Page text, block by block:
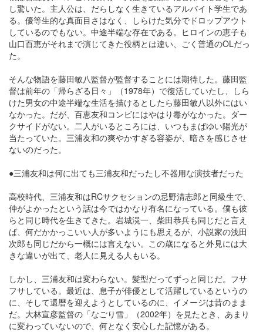
し驚いた。主人公は、だらしなく生きているアルバイト学生であ
る。優等生的な真面目さはなく、しらけた気分でドロップアウト
しているのでもない。中途半端な存在である。ヒロインの恵子も
山口百恵がそれまで演じてきた役柄とは違い、ごく普通のOLだっ
た。
そんな物語を藤田敏八監督が監督することには期待した。藤田監
督は前年の「帰らざる日々」（1978年）で復活していたし、しら
けた男女の中途半端な生活を描けるとしたら藤田敏八以外にはい
なかった。だが、百恵友和コンビにはやはり毒がなかった。ダー
クサイドがない。二人がいるところには、いつもまばゆい陽光が
当たっていた。三浦友和の爽やかすぎる容姿が、暗さを感じさせ
ないのだった。
●三浦友和は何に出ても三浦友和だったし不器用な演技者だった
高校時代、三浦友和はRCサクセションの忌野清志郎と同級生で、
仲がよかったという話は今ではかなり有名になっている。僕も彼
らと同じ時代を生きてきた。岩城滉一、柴田恭兵も同じだと言え
ば、何だかかっこいい人が多いようにも思えるが、小説家の浅田
次郎も同じだから一概には言えない。この歳になると外見には大
きな違いが出て、老人に見える人もいる。
しかし、三浦友和は変わらない。髪型だってずっと同じだ。フサ
フサしている。最近は、息子が俳優として活躍しているというの
に、そして還暦を迎えようとしているのに、イメージは昔のまま
だ。大林宣彦監督の「なごり雪」（2002年）を見たとき、あまり
に変わっていないので、何となく安心した記憶がある。